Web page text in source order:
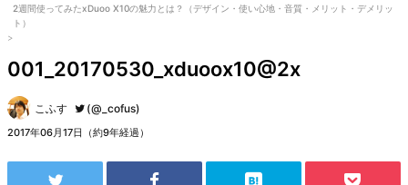
2週間使ってみたxDuoo X10の魅力とは？（デザイン・使い心地・音質・メリット・デメリッ
ト）
>
001_20170530_xduoox10@2x
こふす (@_cofus)
2017年06月17日（約9年経過）